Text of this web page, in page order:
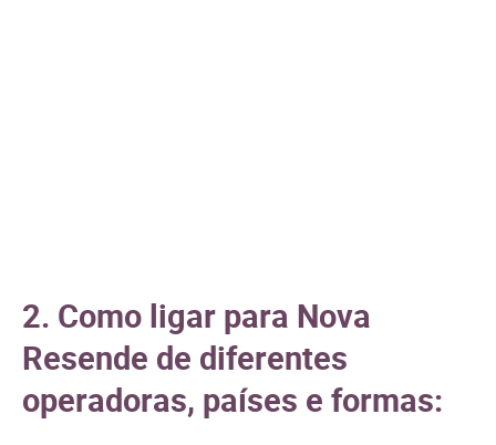
2. Como ligar para Nova
Resende de diferentes
operadoras, países e formas: